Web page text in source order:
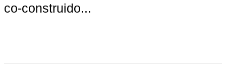
co-construido...